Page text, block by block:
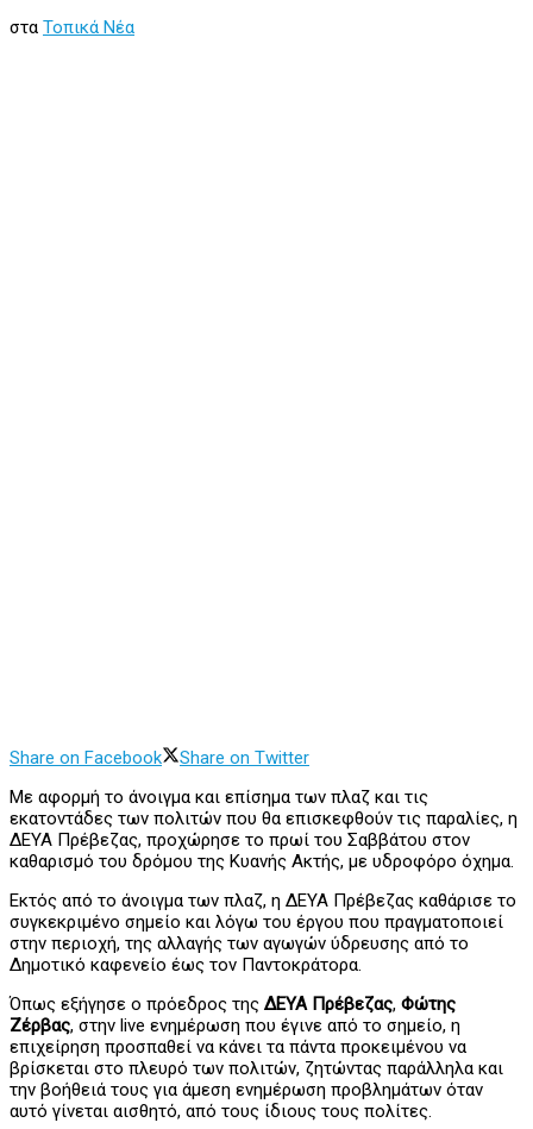
στα Τοπικά Νέα
Share on Facebook
Share on Twitter
Με αφορμή το άνοιγμα και επίσημα των πλαζ και τις
εκατοντάδες των πολιτών που θα επισκεφθούν τις παραλίες, η
ΔΕΥΑ Πρέβεζας, προχώρησε το πρωί του Σαββάτου στον
καθαρισμό του δρόμου της Κυανής Ακτής, με υδροφόρο όχημα.
Εκτός από το άνοιγμα των πλαζ, η ΔΕΥΑ Πρέβεζας καθάρισε το
συγκεκριμένο σημείο και λόγω του έργου που πραγματοποιεί
στην περιοχή, της αλλαγής των αγωγών ύδρευσης από το
Δημοτικό καφενείο έως τον Παντοκράτορα.
Όπως εξήγησε ο πρόεδρος της ΔΕΥΑ Πρέβεζας, Φώτης
Ζέρβας, στην live ενημέρωση που έγινε από το σημείο, η
επιχείρηση προσπαθεί να κάνει τα πάντα προκειμένου να
βρίσκεται στο πλευρό των πολιτών, ζητώντας παράλληλα και
την βοήθειά τους για άμεση ενημέρωση προβλημάτων όταν
αυτό γίνεται αισθητό, από τους ίδιους τους πολίτες.